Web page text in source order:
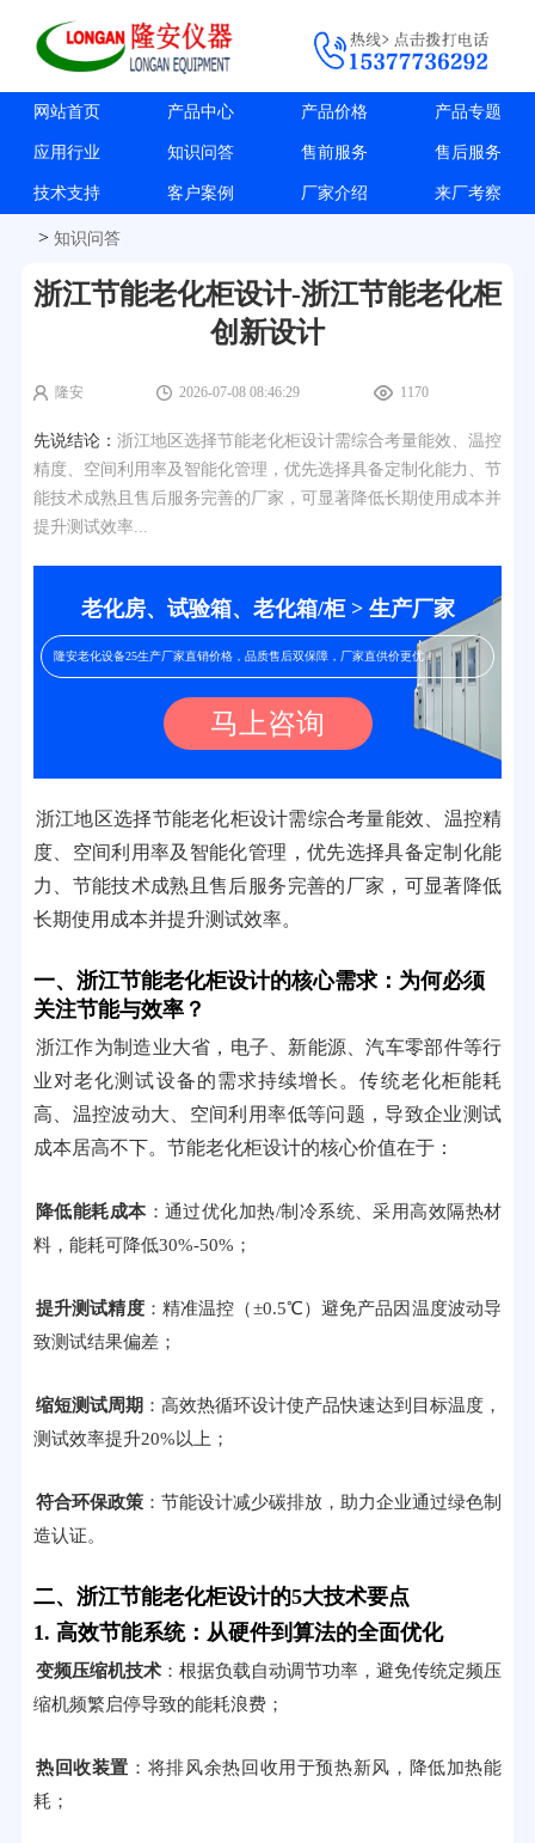
网站首页 产品中心 产品价格 产品专题
应用行业 知识问答 售前服务 售后服务
技术支持 客户案例 厂家介绍 来厂考察
> 知识问答
浙江节能老化柜设计-浙江节能老化柜
创新设计
隆安 2026-07-08 08:46:29 1170
先说结论： 浙江地区选择节能老化柜设计需综合考量能效、温控
精度、空间利用率及智能化管理，优先选择具备定制化能力、节
能技术成熟且售后服务完善的厂家，可显著降低长期使用成本并
提升测试效率...
老化房、试验箱、老化箱/柜 > 生产厂家
隆安老化设备25生产厂家直销价格，品质售后双保障，厂家直供价更优！
马上咨询
浙江地区选择节能老化柜设计需综合考量能效、温控精
度、空间利用率及智能化管理，优先选择具备定制化能
力、节能技术成熟且售后服务完善的厂家，可显著降低
长期使用成本并提升测试效率。
一、浙江节能老化柜设计的核心需求：为何必须
关注节能与效率？
浙江作为制造业大省，电子、新能源、汽车零部件等行
业对老化测试设备的需求持续增长。传统老化柜能耗
高、温控波动大、空间利用率低等问题，导致企业测试
成本居高不下。节能老化柜设计的核心价值在于：
降低能耗成本：通过优化加热/制冷系统、采用高效隔热材
料，能耗可降低30%-50%；
提升测试精度：精准温控（±0.5℃）避免产品因温度波动导
致测试结果偏差；
缩短测试周期 ：高效热循环设计使产品快速达到目标温度，
测试效率提升20%以上；
符合环保政策：节能设计减少碳排放，助力企业通过绿色制
造认证。
二、浙江节能老化柜设计的5大技术要点
1. 高效节能系统：从硬件到算法的全面优化
变频压缩机技术：根据负载自动调节功率，避免传统定频压
缩机频繁启停导致的能耗浪费；
热回收装置 ：将排风余热回收用于预热新风，降低加热能
耗；